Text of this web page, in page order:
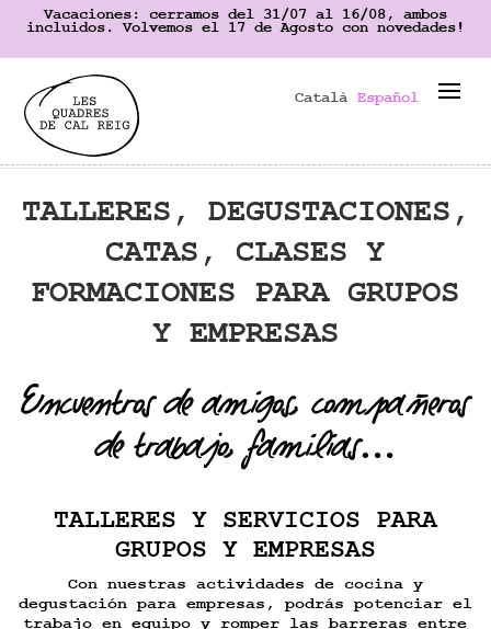
Vacaciones: cerramos del 31/07 al 16/08, ambos
incluidos. Volvemos el 17 de Agosto con novedades!
Català Español
TALLERES, DEGUSTACIONES,
CATAS, CLASES Y
FORMACIONES PARA GRUPOS
Y EMPRESAS
Encuentros de amigos, compañeros
de trabajo, familias…
TALLERES Y SERVICIOS PARA
GRUPOS Y EMPRESAS
Con nuestras actividades de cocina y
degustación para empresas, podrás potenciar el
trabajo en equipo y romper las barreras entre